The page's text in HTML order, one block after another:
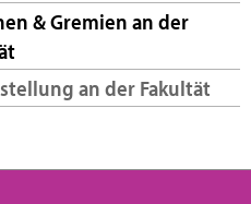
& Gremien an der
an der Fakultät